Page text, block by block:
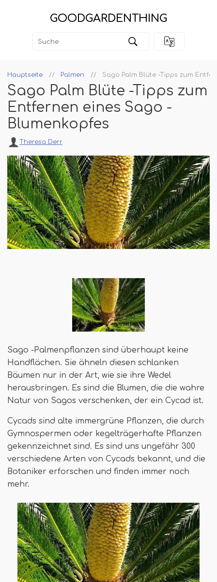
GOODGARDENTHING
Hauptseite Palmen Sago Palm Blüte -Tipps zum
Sago Palm Blüte -Tipps zum
Entfernen eines Sago -
Blumenkopfes
Theresa Derr
Sago -Palmenpflanzen sind überhaupt keine
Handflächen. Sie ähneln diesen schlanken
Bäumen nur in der Art, wie sie ihre Wedel
herausbringen. Es sind die Blumen, die die wahre
Natur von Sagos verschenken, der ein Cycad ist.
Cycads sind alte immergrüne Pflanzen, die durch
Gymnospermen oder kegelträgerhafte Pflanzen
gekennzeichnet sind. Es sind uns ungefähr 300
verschiedene Arten von Cycads bekannt, und die
Botaniker erforschen und finden immer noch
mehr.